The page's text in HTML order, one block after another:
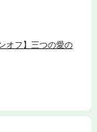
オフ】三つの愛の